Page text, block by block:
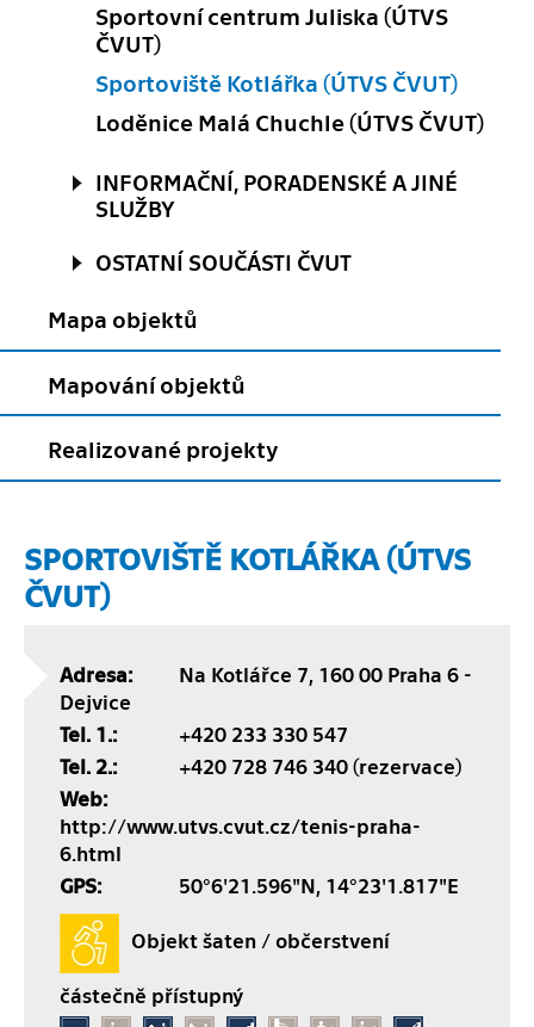
Sportovní centrum Juliska (ÚTVS
ČVUT)
Sportoviště Kotlářka (ÚTVS ČVUT)
Loděnice Malá Chuchle (ÚTVS ČVUT)
INFORMAČNÍ, PORADENSKÉ A JINÉ
SLUŽBY
OSTATNÍ SOUČÁSTI ČVUT
Mapa objektů
Mapování objektů
Realizované projekty
SPORTOVIŠTĚ KOTLÁŘKA (ÚTVS
ČVUT)
Adresa:
Na Kotlářce 7, 160 00 Praha 6 -
Dejvice
Tel. 1.:
+420 233 330 547
Tel. 2.:
+420 728 746 340 (rezervace)
Web:
http://www.utvs.cvut.cz/tenis-praha-
6.html
GPS:
50°6'21.596"N, 14°23'1.817"E
Objekt šaten / občerstvení
částečně přístupný